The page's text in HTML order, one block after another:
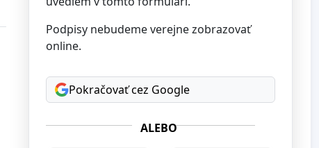
Podpisy nebudeme verejne zobrazovať
online.
Pokračovať cez Google
ALEBO